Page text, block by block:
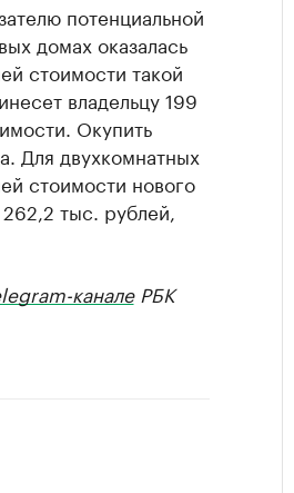
потенциальной
домах оказалась
стоимости такой
владельцу 199
Окупить
Для двухкомнатных
стоимости нового
тыс. рублей,
каналеРБК